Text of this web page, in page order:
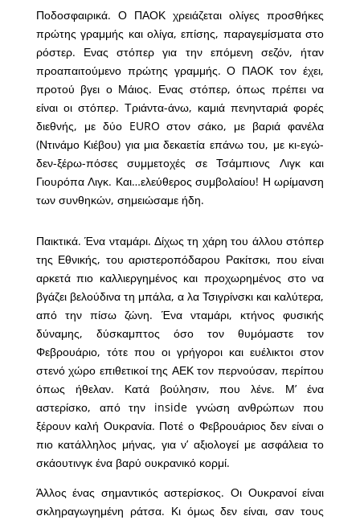
Ποδοσφαιρικά. Ο ΠΑΟΚ χρειάζεται ολίγες προσθήκες
πρώτης γραμμής και ολίγα, επίσης, παραγεμίσματα στο
ρόστερ. Ενας στόπερ για την επόμενη σεζόν, ήταν
προαπαιτούμενο πρώτης γραμμής. Ο ΠΑΟΚ τον έχει,
προτού βγει ο Μάιος. Ενας στόπερ, όπως πρέπει να
είναι οι στόπερ. Τριάντα-άνω, καμιά πενηνταριά φορές
διεθνής, με δύο EURO στον σάκο, με βαριά φανέλα
(Ντινάμο Κιέβου) για μια δεκαετία επάνω του, με κι-εγώ-
δεν-ξέρω-πόσες συμμετοχές σε Τσάμπιονς Λιγκ και
Γιουρόπα Λιγκ. Και…ελεύθερος συμβολαίου! Η ωρίμανση
των συνθηκών, σημειώσαμε ήδη.
Παικτικά. Ένα νταμάρι. Δίχως τη χάρη του άλλου στόπερ
της Εθνικής, του αριστεροπόδαρου Ρακίτσκι, που είναι
αρκετά πιο καλλιεργημένος και προχωρημένος στο να
βγάζει βελούδινα τη μπάλα, α λα Τσιγρίνσκι και καλύτερα,
από την πίσω ζώνη. Ένα νταμάρι, κτήνος φυσικής
δύναμης, δύσκαμπτος όσο τον θυμόμαστε τον
Φεβρουάριο, τότε που οι γρήγοροι και ευέλικτοι στον
στενό χώρο επιθετικοί της ΑΕΚ τον περνούσαν, περίπου
όπως ήθελαν. Κατά βούλησιν, που λένε. Μ’ ένα
αστερίσκο, από την inside γνώση ανθρώπων που
ξέρουν καλή Ουκρανία. Ποτέ ο Φεβρουάριος δεν είναι ο
πιο κατάλληλος μήνας, για ν’ αξιολογεί με ασφάλεια το
σκάουτινγκ ένα βαρύ ουκρανικό κορμί.
Άλλος ένας σημαντικός αστερίσκος. Οι Ουκρανοί είναι
σκληραγωγημένη ράτσα. Κι όμως δεν είναι, σαν τους